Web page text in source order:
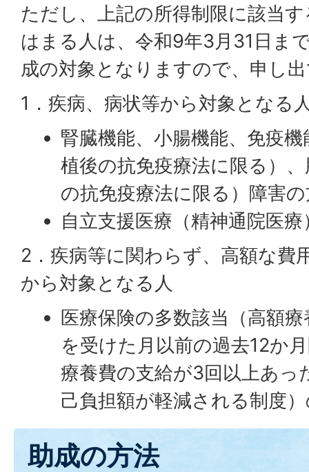
ただし、上記の所得制限に該当
はまる人は、令和9年3月31日ま
成の対象となりますので、申し
1．疾病、病状等から対象となる
腎臓機能、小腸機能、免疫
植後の抗免疫療法に限る）
の抗免疫療法に限る）障害
自立支援医療（精神通院医
2．疾病等に関わらず、高額な費
から対象となる人
医療保険の多数該当（高額
を受けた月以前の過去12か
療養費の支給が3回以上あっ
己負担額が軽減される制度
助成の方法